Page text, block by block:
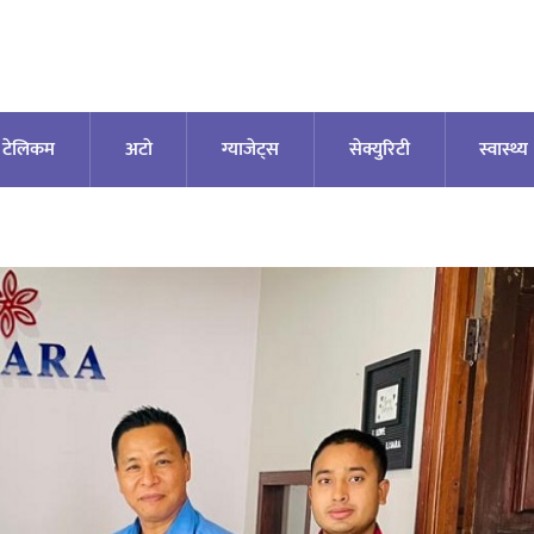
टेलिकम अटाे ग्याजेट्स सेक्युरिटी स्वास्थ्य